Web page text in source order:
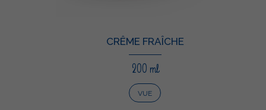
CRÊME FRAÎCHE
200 ml
VUE